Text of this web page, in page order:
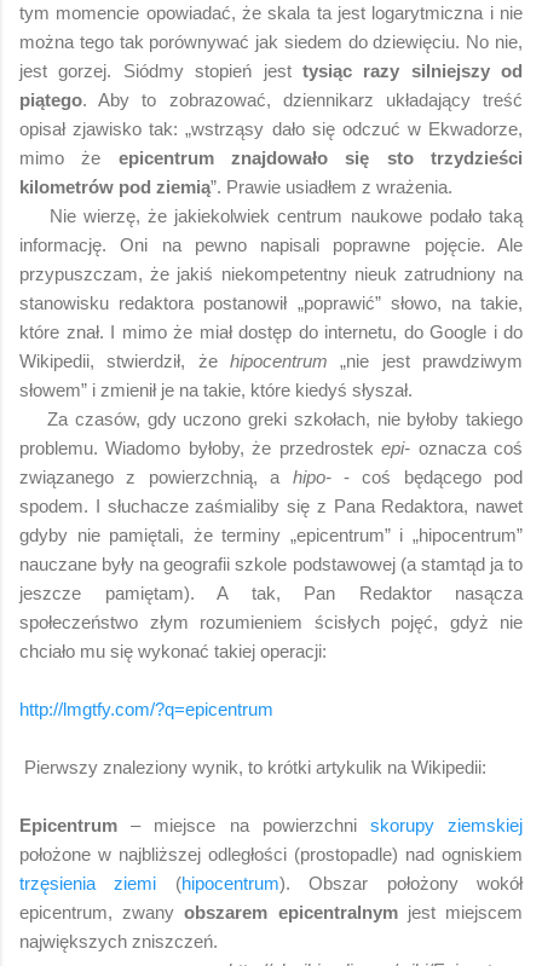
tym momencie opowiadać, że skala ta jest logarytmiczna i nie
można tego tak porównywać jak siedem do dziewięciu. No nie,
jest gorzej. Siódmy stopień jest tysiąc razy silniejszy od
piątego. Aby to zobrazować, dziennikarz układający treść
opisał zjawisko tak: „wstrząsy dało się odczuć w Ekwadorze,
mimo że epicentrum znajdowało się sto trzydzieści
kilometrów pod ziemią”. Prawie usiadłem z wrażenia.
Nie wierzę, że jakiekolwiek centrum naukowe podało taką
informację. Oni na pewno napisali poprawne pojęcie. Ale
przypuszczam, że jakiś niekompetentny nieuk zatrudniony na
stanowisku redaktora postanowił „poprawić” słowo, na takie,
które znał. I mimo że miał dostęp do internetu, do Google i do
Wikipedii, stwierdził, że hipocentrum „nie jest prawdziwym
słowem” i zmienił je na takie, które kiedyś słyszał.
Za czasów, gdy uczono greki szkołach, nie byłoby takiego
problemu. Wiadomo byłoby, że przedrostekepi- oznacza coś
związanego z powierzchnią, a hipo-- coś będącego pod
spodem. I słuchacze zaśmialiby się z Pana Redaktora, nawet
gdyby nie pamiętali, że terminy „epicentrum” i „hipocentrum”
nauczane były na geografii szkole podstawowej (a stamtąd ja to
jeszcze pamiętam). A tak, Pan Redaktor nasącza
społeczeństwo złym rozumieniem ścisłych pojęć, gdyż nie
chciało mu się wykonać takiej operacji:
http://lmgtfy.com/?q=epicentrum
Pierwszy znaleziony wynik, to krótki artykulik na Wikipedii:
Epicentrum – miejsce na powierzchni skorupy ziemskiej
położone w najbliższej odległości (prostopadle) nad ogniskiem
trzęsienia ziemi (hipocentrum). Obszar położony wokół
epicentrum, zwanyobszarem epicentralnymjest miejscem
największych zniszczeń.